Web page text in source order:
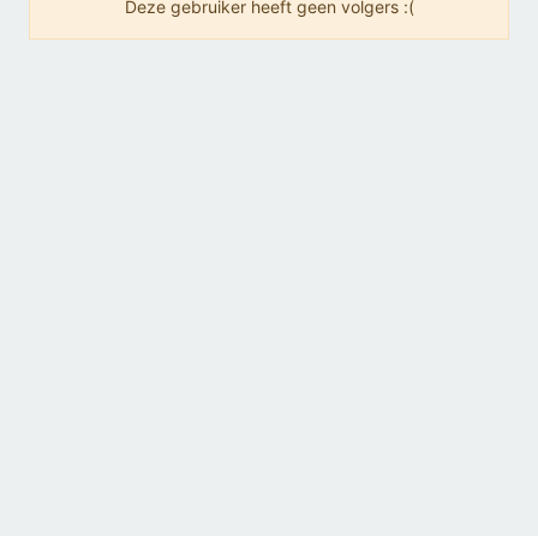
Deze gebruiker heeft geen volgers :(